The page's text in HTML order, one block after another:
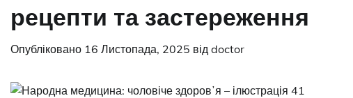
рецепти та застереження
Опубліковано 16 Листопада, 2025 від doctor